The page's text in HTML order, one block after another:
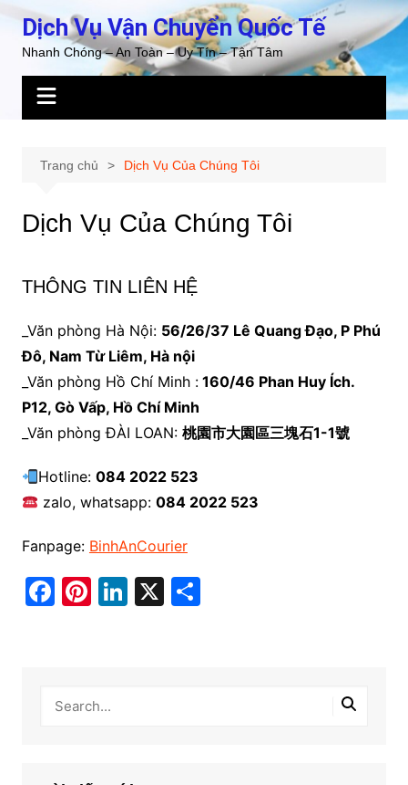
Chuyển
phần
Dịch Vụ Vận Chuyển Quốc Tế
Nhanh Chóng – An Toàn – Uy Tín – Tận Tâm
Trang chủ Dịch Vụ Của Chúng Tôi
Dịch Vụ Của Chúng Tôi
THÔNG TIN LIÊN HỆ
_Văn phòng Hà Nội: 56/26/37 Lê Quang Đạo, P Phú
Đô, Nam Từ Liêm, Hà nội
_Văn phòng Hồ Chí Minh :160/46 Phan Huy Ích.
P12, Gò Vấp, Hồ Chí Minh
_Văn phòng ĐÀI LOAN: 桃園市大園區三塊石1-1號
Hotline:084 2022 523
zalo, whatsapp:084 2022 523
Fanpage: BinhAnCourier
F
b
Pi
st
Li X S